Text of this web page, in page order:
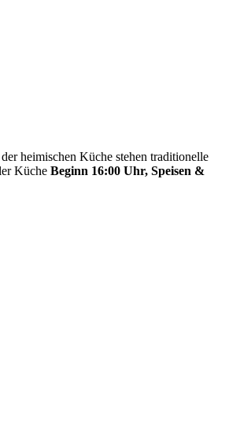
heimischen Küche stehen traditionelle
Küche Beginn 16:00 Uhr, Speisen &